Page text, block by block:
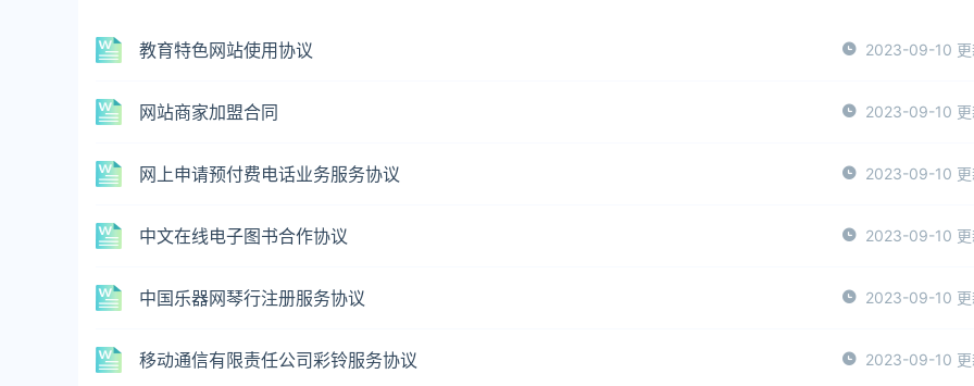
教育特色网站使用协议 2023-09-10 更
网站商家加盟合同 2023-09-10 更
网上申请预付费电话业务服务协议 2023-09-10 更
中文在线电子图书合作协议 2023-09-10 更
中国乐器网琴行注册服务协议 2023-09-10 更
移动通信有限责任公司彩铃服务协议 2023-09-10 更